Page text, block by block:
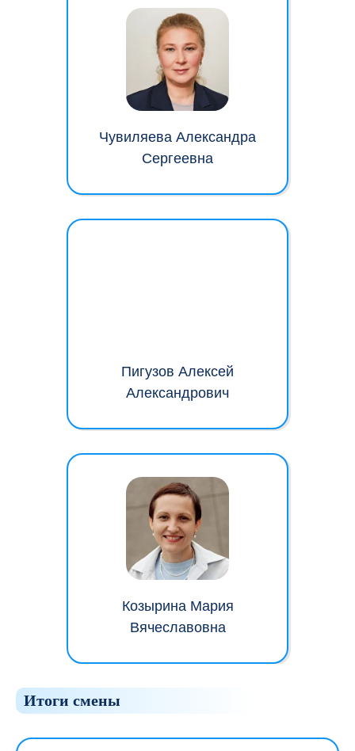
Чувиляева Александра
Сергеевна
Пигузов Алексей
Александрович
Козырина Мария
Вячеславовна
Итоги смены